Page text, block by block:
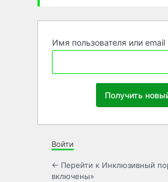
Имя пользователя или email
Войти
← Перейти к Инклюзивный
включены»